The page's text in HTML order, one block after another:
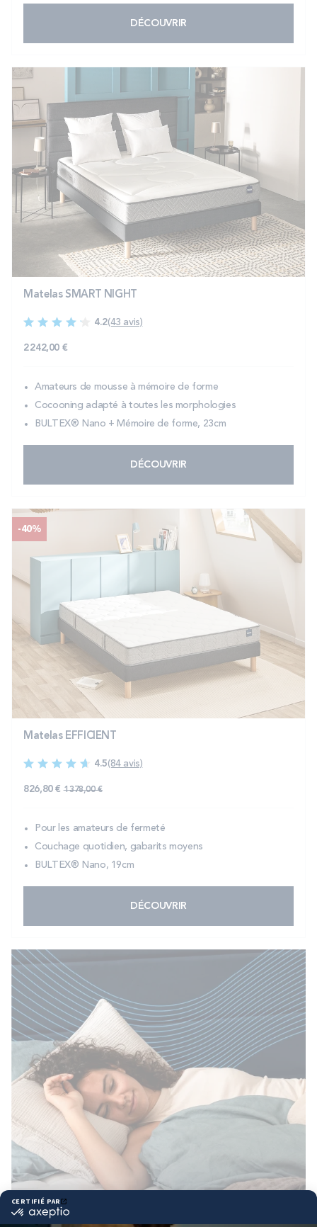
DÉCOUVRIR
Matelas SMART NIGHT
4.2(43 avis)
2 242,00 €
Amateurs de mousse à mémoire de forme
Cocooning adapté à toutes les morphologies
BULTEX® Nano + Mémoire de forme, 23cm
DÉCOUVRIR
-40%
Matelas EFFICIENT
4.5(84 avis)
826,80 € 1 378,00 €
Pour les amateurs de fermeté
Couchage quotidien, gabarits moyens
BULTEX® Nano, 19cm
DÉCOUVRIR